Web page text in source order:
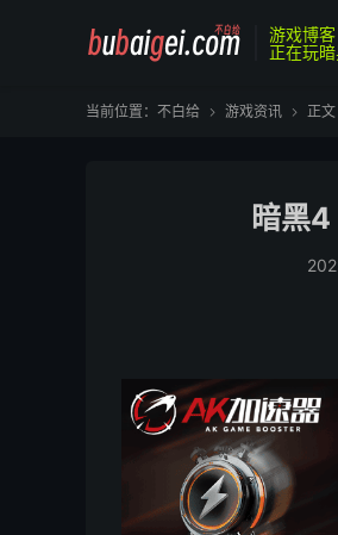
游戏博客
正在玩
当前位置： 不白给  游戏资讯  正文
暗黑